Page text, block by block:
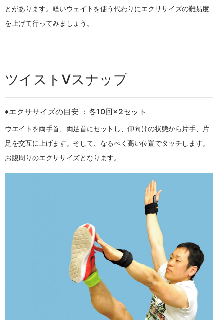
とがあります。軽いウェイトを使う代わりにエクササイズの難易度
を上げて行ってみましょう。
ツイストVスナップ
♦エクササイズの目安 ：各10回×2セット
ウエイトを両手首、両足首にセットし、仰向けの状態から片手、片
足を交互に上げます。そして、なるべく高い位置でタッチします。
お腹周りのエクササイズとなります。